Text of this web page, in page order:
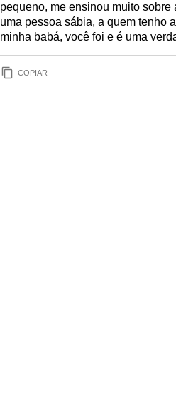
pequeno, me ensinou muito
uma pessoa sábia, a quem tenho
minha babá, você foi e é uma
COPIAR